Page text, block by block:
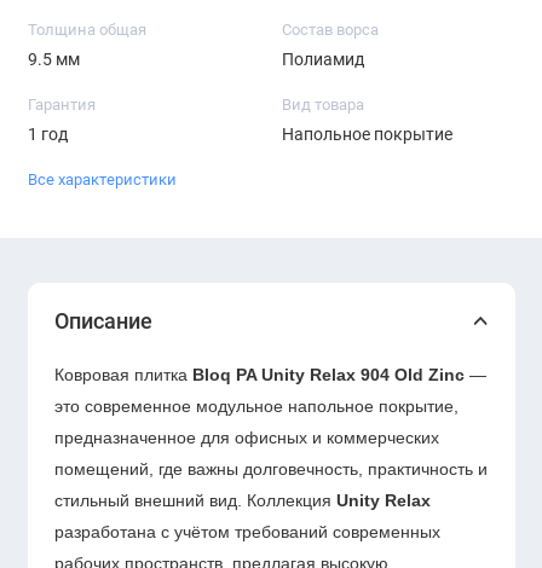
Толщина общая
9.5 мм
Состав ворса
Полиамид
Гарантия
1 год
Вид товара
Напольное покрытие
Все характеристики
Описание
Ковровая плитка Bloq PA Unity Relax 904 Old Zinc —
это современное модульное напольное покрытие,
предназначенное для офисных и коммерческих
помещений, где важны долговечность, практичность и
стильный внешний вид. Коллекция Unity Relax
разработана с учётом требований современных
рабочих пространств, предлагая высокую